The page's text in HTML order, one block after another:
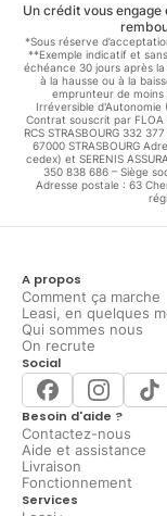
Un crédit vous
*Sous réserve
**Exemple indicatif et
échéance 30 jours après
à la hausse ou à la
emprunteur de moins
Irréversible d'Autonomie
Contrat souscrit par FLOA
RCS STRASBOURG 332
67000 STRASBOURG
cedex) et SERENIS
350 838 686 – Siège
Adresse postale : 63
A propos
Comment ça marche
Leasi, en quelques
Qui sommes nous
On recrute
Social
Besoin d'aide ?
Contactez-nous
Aide et assistance
Livraison
Fonctionnement
Services